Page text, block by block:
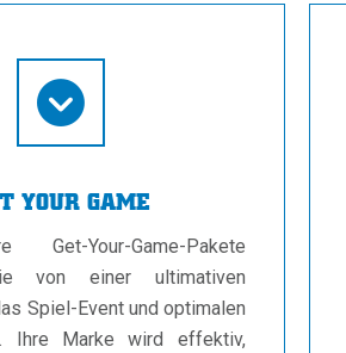
YOUR GAME
Your-Game-Pakete
von einer ultimativen
Spiel-Event und optimalen
Ihre Marke wird effektiv,